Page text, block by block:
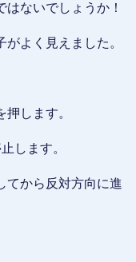
ないでしょうか！
よく見えました。
します。
します。
てから反対方向に進